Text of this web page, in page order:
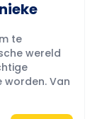
te
wereld
Van